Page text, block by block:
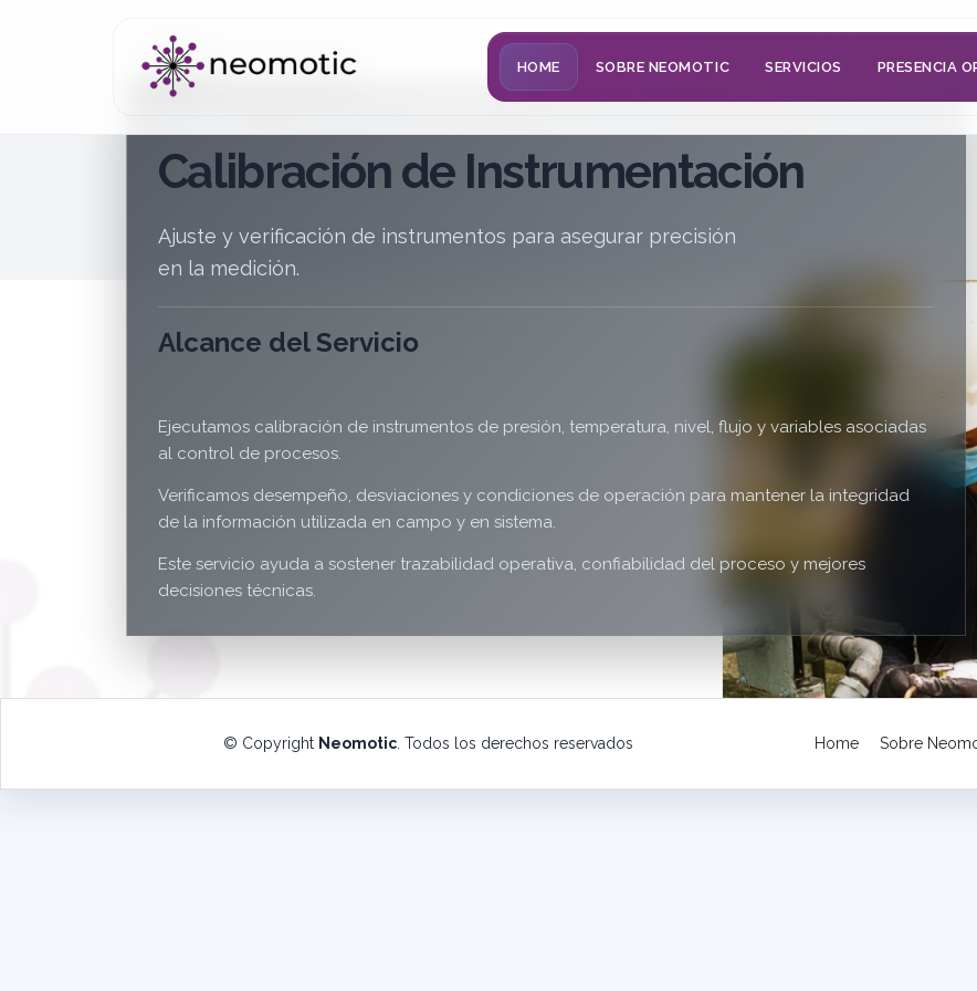
HOME SOBRE NEOMOTIC SERVICIOS PRESENCIA
Calibración de Instrumentación
Ajuste y verificación de instrumentos para asegurar precisión
en la medición.
Alcance del Servicio
Ejecutamos calibración de instrumentos de presión, temperatura, nivel, flujo y variables asociadas
al control de procesos.
Verificamos desempeño, desviaciones y condiciones de operación para mantener la integridad
de la información utilizada en campo y en sistema.
Este servicio ayuda a sostener trazabilidad operativa, confiabilidad del proceso y mejores
decisiones técnicas.
© Copyright Neomotic. Todos los derechos reservados Home Sobre